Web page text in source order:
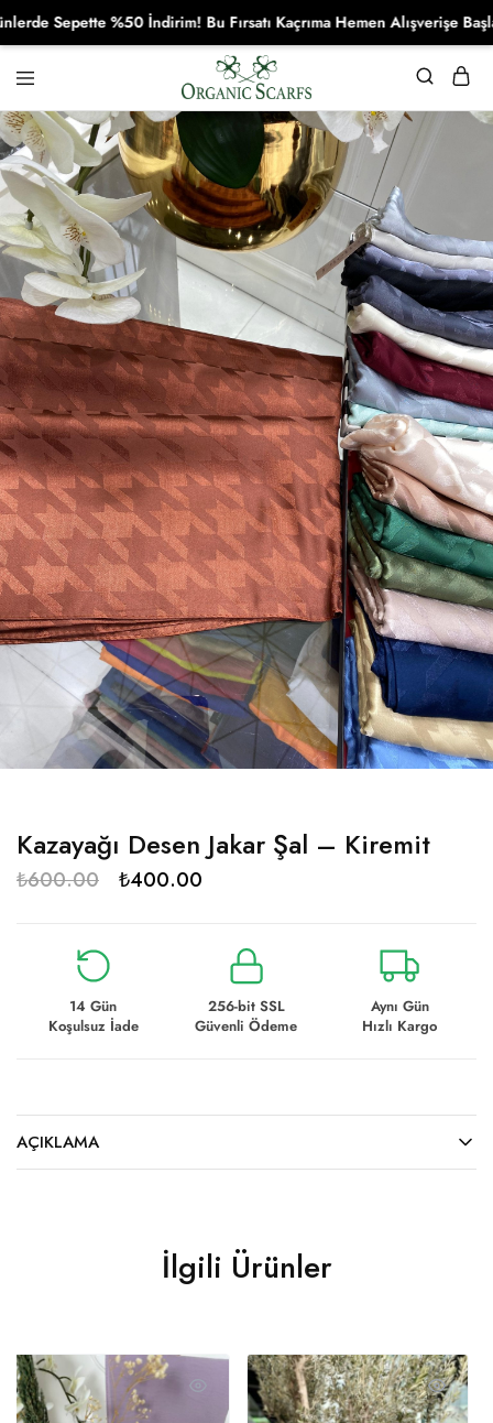
Organikscarf
Kazayağı Desen Jakar Şal – Kiremit
₺600.00 ₺400.00
14 Gün
Koşulsuz İade
256-bit SSL
Güvenli Ödeme
Aynı Gün
Hızlı Kargo
AÇIKLAMA
İlgili Ürünler
Sepette %50 İndirim! Bu Fırsatı Kaçrıma Hemen Alışverişe Başla!